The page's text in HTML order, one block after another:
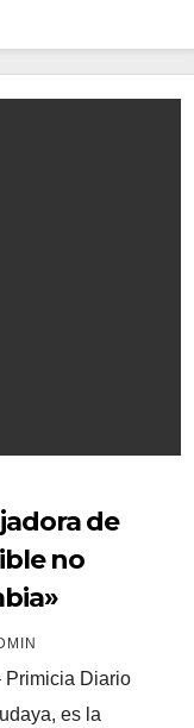
de
no
Primicia Diario
es la